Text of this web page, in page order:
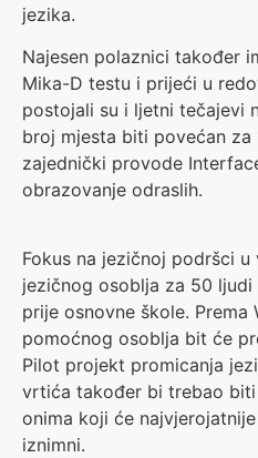
jezika.
Najesen polaznici također
Mika-D testu i prijeći u
postojali su i ljetni tečajevi
broj mjesta biti povećan za
zajednički provode
obrazovanje odraslih.
Fokus na jezičnoj podršci
jezičnog osoblja za 50
prije osnovne škole. Prema
pomoćnog osoblja bit će
Pilot projekt promicanja
vrtića također bi trebao
onima koji će
iznimni.